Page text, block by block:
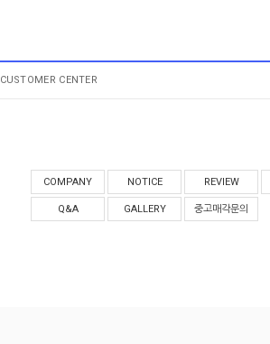
CUSTOMER CENTER
COMPANY NOTICE REVIEW
Q&A GALLERY 중고매각문의